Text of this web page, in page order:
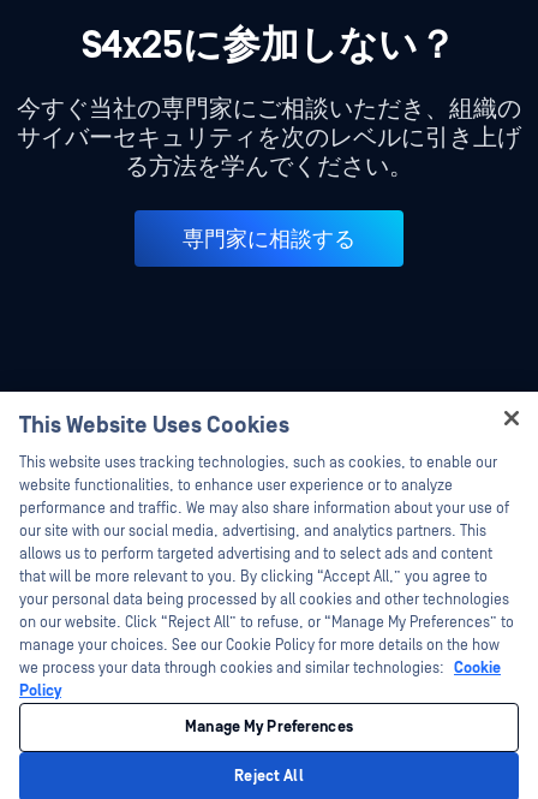
S4x25に参加しない？
今すぐ当社の専門家にご相談いただき、組織の
サイバーセキュリティを次のレベルに引き上げ
る方法を学んでください。
専門家に相談する
©2026OPSWAT . All rights reserved.OPSWAT、MetaDefender、Metascan、
MetaAccess、OPSWAT 、Trust no File. Trust No Device.、OPSWAT 、Protecting the
World's Critical Infrastructure、Deep CDR™ Technology、InQuest、InQuestロゴ、
DFI、RetroHunt、Deep File Inspection、およびJoin the Huntは、OPSWAT の商標
です。第三者の商標は、それぞれの所有者の財産です。
プライバシーポリシー
カリフォルニア州のプライバシーポリ
This Website Uses Cookies
This website uses tracking technologies, such as cookies, to enable our
website functionalities, to enhance user experience or to analyze
performance and traffic. We may also share information about your use of
our site with our social media, advertising, and analytics partners. This
allows us to perform targeted advertising and to select ads and content
that will be more relevant to you. By clicking “Accept All,” you agree to
your personal data being processed by all cookies and other technologies
on our website. Click “Reject All” to refuse, or “Manage My Preferences” to
manage your choices. See our Cookie Policy for more details on the how
we process your data through cookies and similar technologies: Cookie
Policy
Manage My Preferences
Reject All
Hey there!
I'm Ozzy, your OPSWAT virtual assistant.
How can I help you secure what's critical
today?